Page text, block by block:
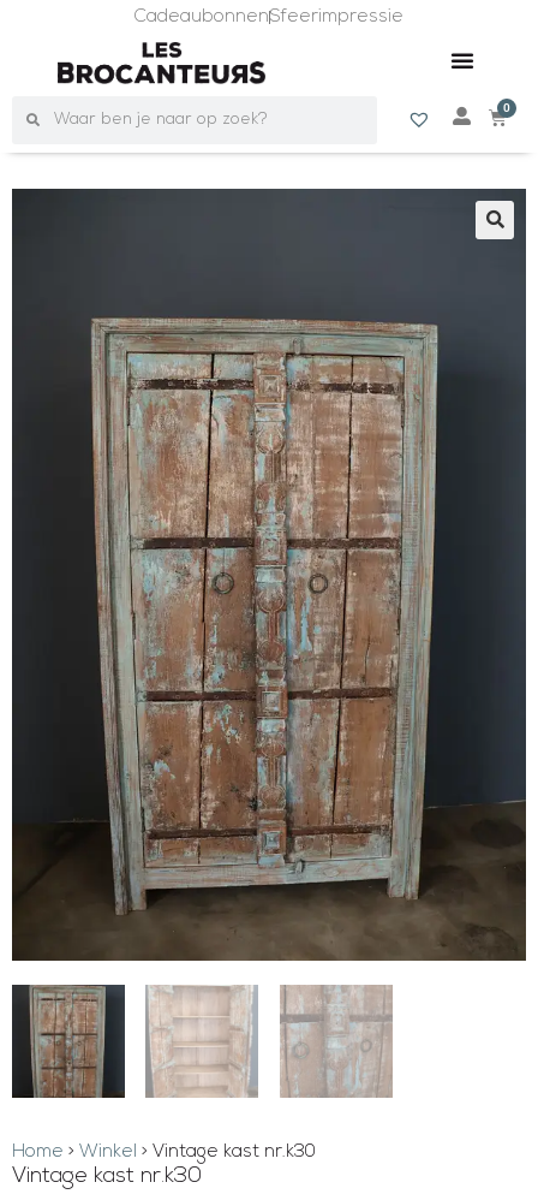
CadeaubonnenSfeerimpressie
0
Home > Winkel > Vintage kast nr.k30
Vintage kast nr.k30